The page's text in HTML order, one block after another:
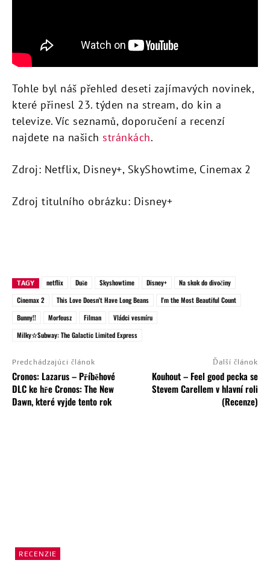
Tohle byl náš přehled deseti zajímavých novinek,
které přinesl 23. týden na stream, do kin a
televize. Víc seznamů, doporučení a recenzí
najdete na našich stránkách.
Zdroj: Netflix, Disney+, SkyShowtime, Cinemax 2
Zdroj titulního obrázku: Disney+
TAGY netflix Duše Skyshowtime Disney+
Na skok do divočiny
Cinemax 2
This Love Doesn't Have Long Beans
I'm the Most Beautiful Count
Bunny!!
Morfeusz Filman
Vládci vesmíru
Milky☆Subway: The Galactic Limited Express
Predchádzajúci článok
Cronos: Lazarus – Příběhové
DLC ke hře Cronos: The New
Dawn, které vyjde tento rok
Ďalší článok
Kouhout – Feel good pecka se
Stevem Carellem v hlavní roli
(Recenze)
RECENZIE